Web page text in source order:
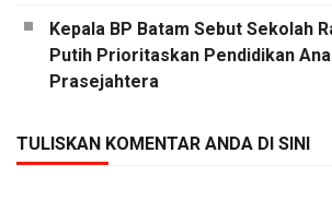
Kepala BP Batam Sebut Sekolah
Putih Prioritaskan Pendidikan
Prasejahtera
TULISKAN KOMENTAR ANDA DI SINI